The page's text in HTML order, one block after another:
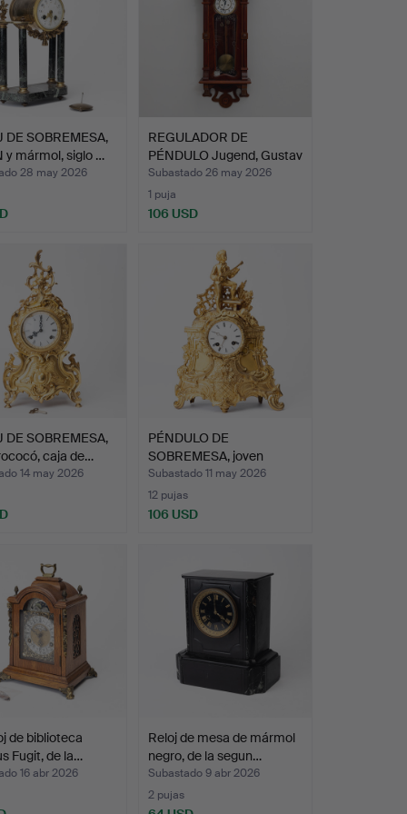
DE SOBREMESA,
y mármol, siglo …
28 may 2026
REGULADOR DE
PÉNDULO Jugend, Gustav
Becker…
Subastado 26 may 2026
1 puja
106 USD
DE SOBREMESA,
caja de…
14 may 2026
PÉNDULO DE
SOBREMESA, joven
músico, bronce…
Subastado 11 may 2026
12 pujas
106 USD
de biblioteca
Fugit, de la…
16 abr 2026
Reloj de mesa de mármol
negro, de la segun…
Subastado 9 abr 2026
2 pujas